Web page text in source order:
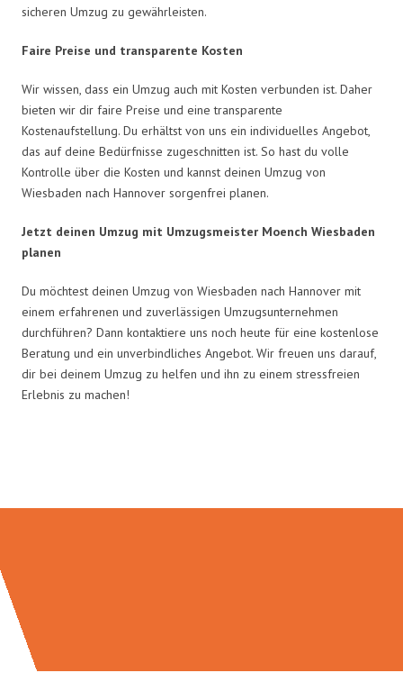
sicheren Umzug zu gewährleisten.
Faire Preise und transparente Kosten
Wir wissen, dass ein Umzug auch mit Kosten verbunden ist. Daher
bieten wir dir faire Preise und eine transparente
Kostenaufstellung. Du erhältst von uns ein individuelles Angebot,
das auf deine Bedürfnisse zugeschnitten ist. So hast du volle
Kontrolle über die Kosten und kannst deinen Umzug von
Wiesbaden nach Hannover sorgenfrei planen.
Jetzt deinen Umzug mit Umzugsmeister Moench Wiesbaden
planen
Du möchtest deinen Umzug von Wiesbaden nach Hannover mit
einem erfahrenen und zuverlässigen Umzugsunternehmen
durchführen? Dann kontaktiere uns noch heute für eine kostenlose
Beratung und ein unverbindliches Angebot. Wir freuen uns darauf,
dir bei deinem Umzug zu helfen und ihn zu einem stressfreien
Erlebnis zu machen!